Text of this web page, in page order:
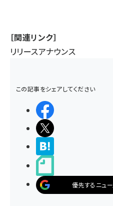
［関連リンク］
リリースアナウンス
この記事をシェアしてください
優先するニュ